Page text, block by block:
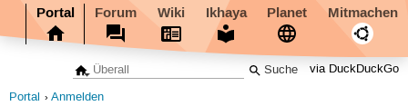
Portal Forum Wiki Ikhaya Planet Mitmachen
via DuckDuckGo
Portal Anmelden